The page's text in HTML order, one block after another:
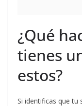
¿Qué
tienes
estos?
Si identificas que tu